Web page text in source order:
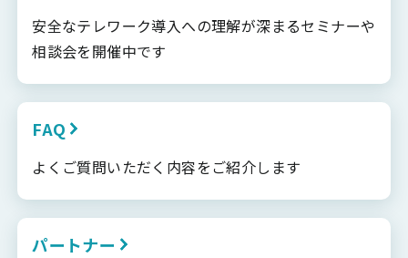
安全なテレワーク導入への理解が深まるセミナーや
相談会を開催中です
FAQ
よくご質問いただく内容をご紹介します
パートナー